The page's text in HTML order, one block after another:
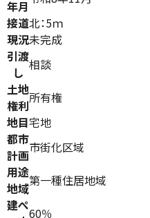
年月
接道北：5ｍ
現況未完成
引渡
し 相談
土地
権利所有権
地目宅地
都市
計画市街化区域
用途
地域第一種住居地域
建ぺ60％